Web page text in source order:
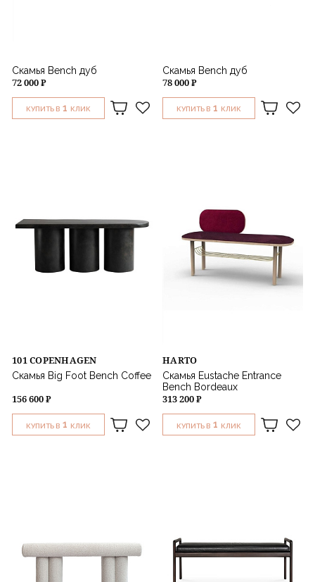
Скамья Bench дуб
72 000 ₽
КУПИТЬ В 1 КЛИК
Скамья Bench дуб
78 000 ₽
КУПИТЬ В 1 КЛИК
101 COPENHAGEN
Скамья Big Foot Bench Coffee
156 600 ₽
КУПИТЬ В 1 КЛИК
HARTO
Скамья Eustache Entrance
Bench Bordeaux
313 200 ₽
КУПИТЬ В 1 КЛИК